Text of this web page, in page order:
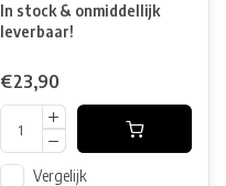
In stock & onmiddellijk
leverbaar!
€23,90
Vergelijk